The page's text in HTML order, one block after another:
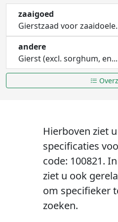
zaaigoed
Gierstzaad voor
andere
Gierst (excl. sorghum, en...
Hierboven ziet
specificaties
code: 100821.
ziet u ook
om specifieker
zoeken.